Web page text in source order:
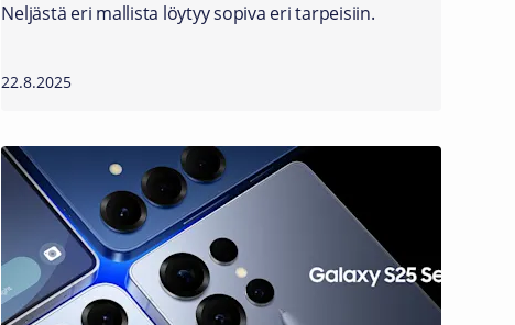
Neljästä eri mallista löytyy sopiva eri tarpeisiin.
22.8.2025